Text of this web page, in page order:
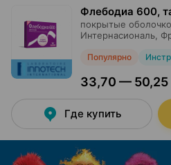
Флебодиа 600,
покрытые
Интернасиональ ,
Популярно
33,70 — 50,25
Где купить